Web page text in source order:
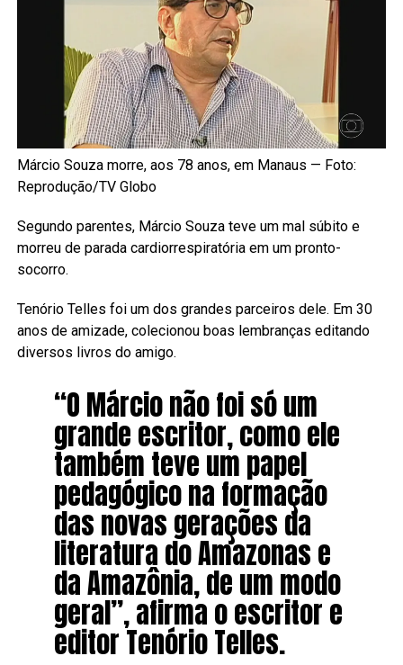
Márcio Souza morre, aos 78 anos, em Manaus — Foto:
Reprodução/TV Globo
Segundo parentes, Márcio Souza teve um mal súbito e
morreu de parada cardiorrespiratória em um pronto-
socorro.
Tenório Telles foi um dos grandes parceiros dele. Em 30
anos de amizade, colecionou boas lembranças editando
diversos livros do amigo.
“O Márcio não foi só um
grande escritor, como ele
também teve um papel
pedagógico na formação
das novas gerações da
literatura do Amazonas e
da Amazônia, de um modo
geral”, afirma o escritor e
editor Tenório Telles.